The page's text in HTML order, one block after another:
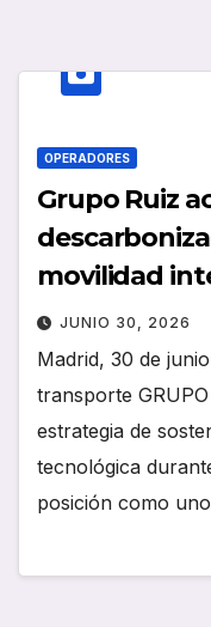
OPERADORES
Grupo Ruiz
movilidad
JUNIO 30, 2026
Madrid, 30 de
transporte
estrategia de
tecnológica
posición como